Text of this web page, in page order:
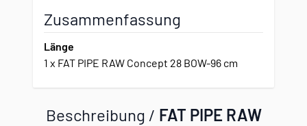
Zusammenfassung
Länge
1 x FAT PIPE RAW Concept 28 BOW-96 cm
Beschreibung / FAT PIPE RAW